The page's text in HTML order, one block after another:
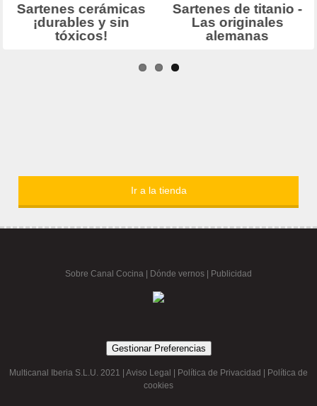
Ir a la tienda
Sobre Canal Cocina Dónde vernos | Publicidad
Gestionar Preferencias
Multicanal Iberia S.L.U. 2021 | Aviso Legal Política de Privacidad
Política de
cookies